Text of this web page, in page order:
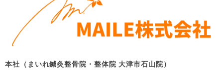
本社（まいれ鍼灸整骨院・整体院 大津市石山院）